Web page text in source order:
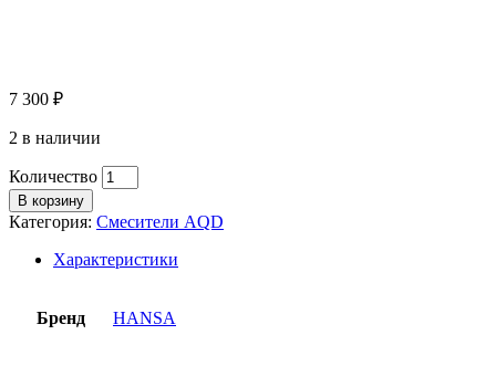
7 300 ₽
2 в наличии
Количество
В корзину
Категория: Смесители AQD
Характеристики
Бренд HANSA